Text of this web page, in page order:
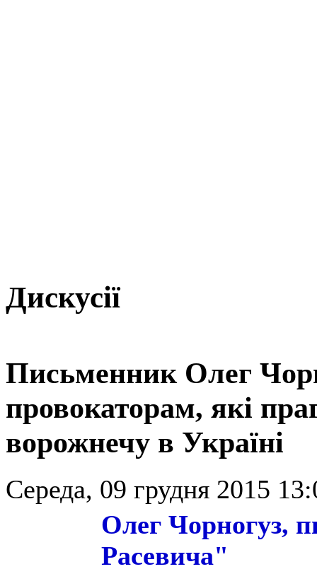
Дискусії
Письменник Олег
провокаторам, які
ворожнечу в Україні
Середа, 09 грудня 2015
Олег Чорногуз,
Расевича"